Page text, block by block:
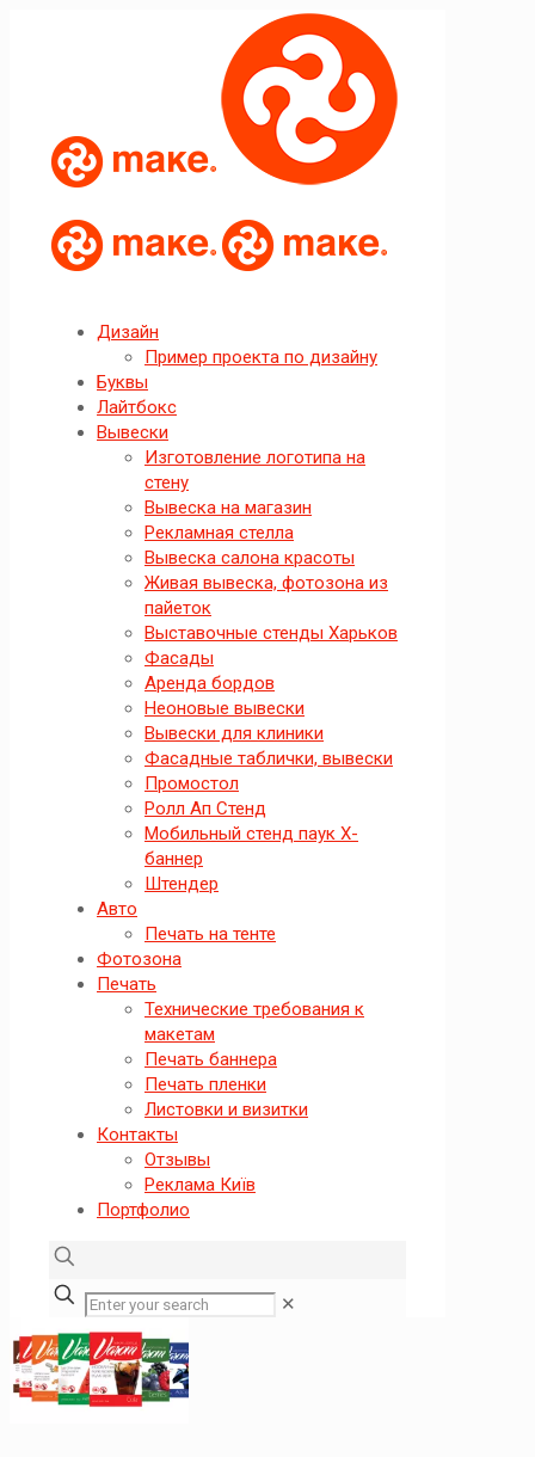
Дизайн
Пример проекта по дизайну
Буквы
Лайтбокс
Вывески
Изготовление логотипа на
стену
Вывеска на магазин
Рекламная стелла
Вывеска салона красоты
Живая вывеска, фотозона из
пайеток
Выставочные стенды Харьков
Фасады
Аренда бордов
Неоновые вывески
Вывески для клиники
Фасадные таблички, вывески
Промостол
Ролл Ап Стенд
Мобильный стенд паук X-
баннер
Штендер
Авто
Печать на тенте
Фотозона
Печать
Технические требования к
макетам
Печать баннера
Печать пленки
Листовки и визитки
Контакты
Отзывы
Реклама Київ
Портфолио
✕